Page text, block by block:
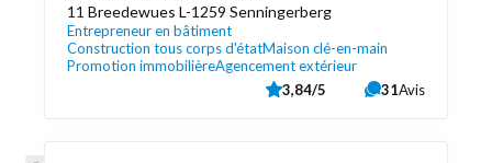
11 Breedewues L-1259 Senningerberg
Entrepreneur en bâtiment
Construction tous corps d'étatMaison clé-en-main
Promotion immobilièreAgencement extérieur
3,84/5
31Avis